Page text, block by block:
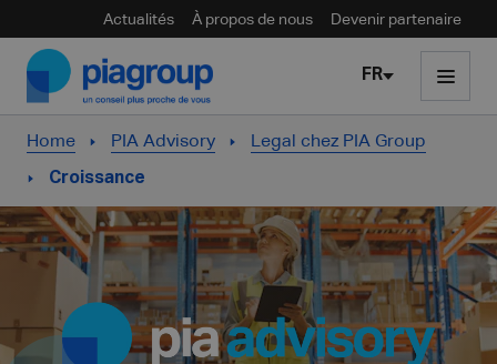
Actualités À propos de nous Devenir partenaire
Skip to content
FR
Home PIA Advisory Legal chez PIA Group
Croissance